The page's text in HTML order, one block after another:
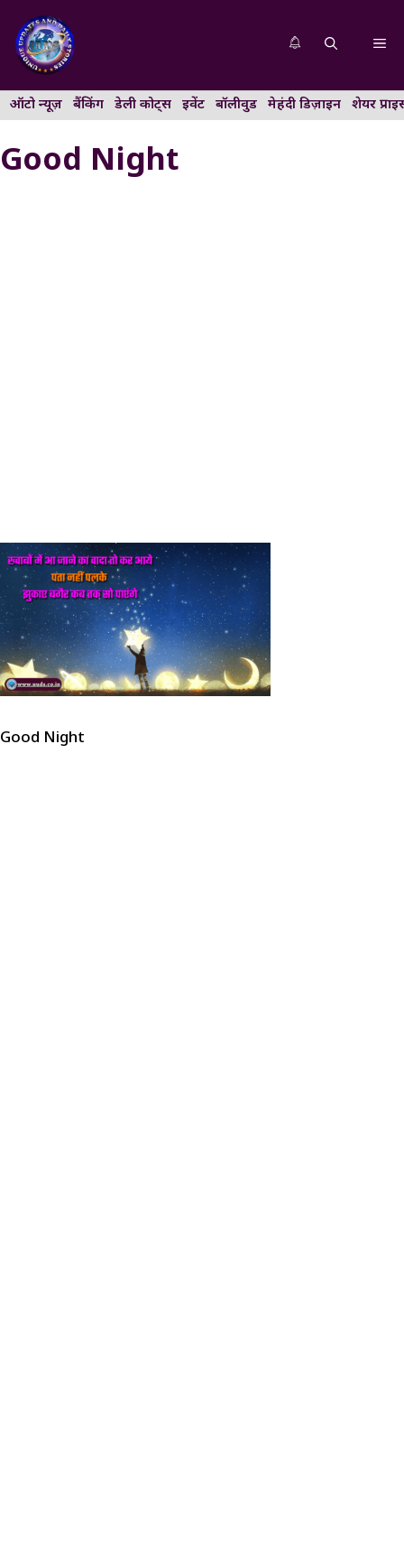
content
ऑटो न्यूज़ बैंकिंग डेली कोट्स इवेंट बॉलीवुड मेहंदी डिज़ाइन शेयर
Good Night
Good Night